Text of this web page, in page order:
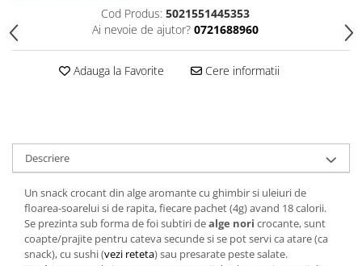
Cod Produs: 5021551445353
Ai nevoie de ajutor? 0721688960
Adauga la Favorite Cere informatii
Descriere
Un snack crocant din alge aromante cu ghimbir si uleiuri de
floarea-soarelui si de rapita, fiecare pachet (4g) avand 18 calorii.
Se prezinta sub forma de foi subtiri dealge nori crocante, sunt
coapte/prajite pentru cateva secunde si se pot servi ca atare (ca
snack), cu sushi (vezi reteta) sau presarate peste salate.